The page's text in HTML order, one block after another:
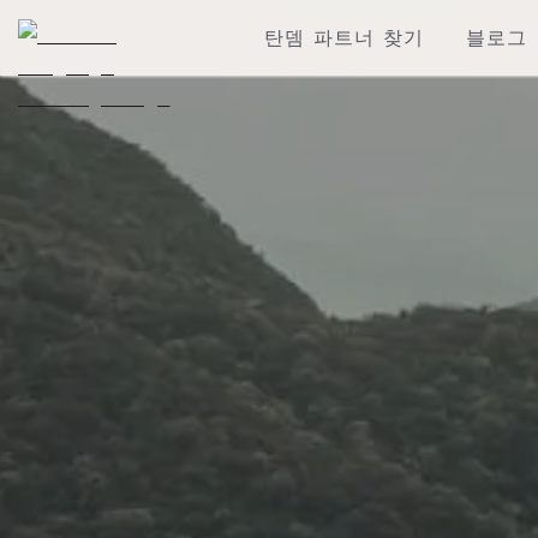
탄뎀 파트너 찾기 블로그